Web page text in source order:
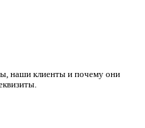
наши клиенты и почему они